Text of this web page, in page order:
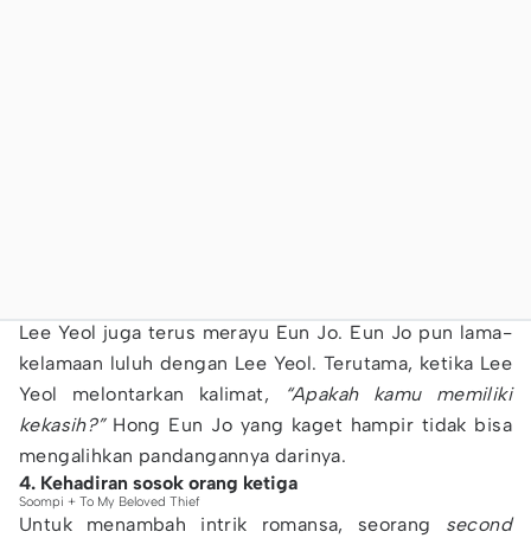
Lee Yeol juga terus merayu Eun Jo. Eun Jo pun lama-
kelamaan luluh dengan Lee Yeol. Terutama, ketika Lee
Yeol melontarkan kalimat,
“Apakah kamu memiliki
kekasih?” Hong Eun Jo yang kaget hampir tidak bisa
mengalihkan pandangannya darinya.
4. Kehadiran sosok orang ketiga
Soompi + To My Beloved Thief
Untuk menambah intrik romansa, seorang second